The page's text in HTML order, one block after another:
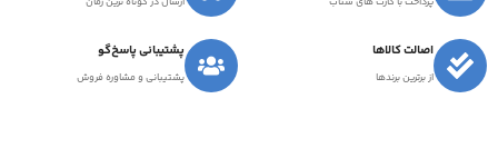
اصالت کالاها
از برترین برندها
پشتیبانی پاسخ‌گو
پشتیبانی و مشاوره فروش